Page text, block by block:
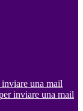
una mail
inviare una mail